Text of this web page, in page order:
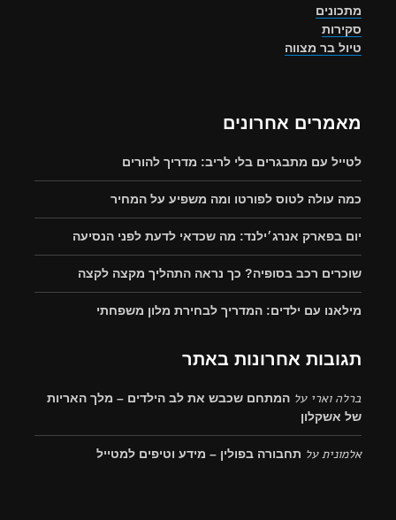
מתכונים
סקירות
טיול בר מצווה
מאמרים אחרונים
לטייל עם מתבגרים בלי לריב: מדריך להורים
כמה עולה לטוס לפורטו ומה משפיע על המחיר
יום בפארק אנרג׳ילנד: מה שכדאי לדעת לפני הנסיעה
שוכרים רכב בסופיה? כך נראה התהליך מקצה לקצה
מילאנו עם ילדים: המדריך לבחירת מלון משפחתי
תגובות אחרונות באתר
ברלה וארי על המתחם שכבש את לב הילדים – מלך האריות
של אשקלון
אלמוניתעל תחבורה בפולין – מידע וטיפים למטייל